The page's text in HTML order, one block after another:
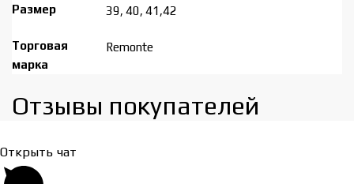
Размер
39, 40, 41,42
Торговая
марка
Remonte
Отзывы покупателей​
Открыть чат